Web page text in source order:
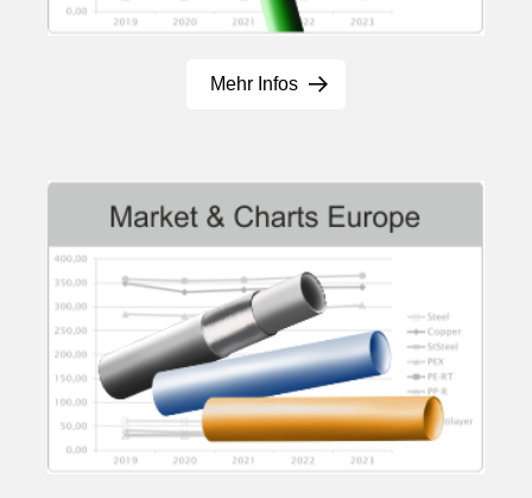
Mehr Infos